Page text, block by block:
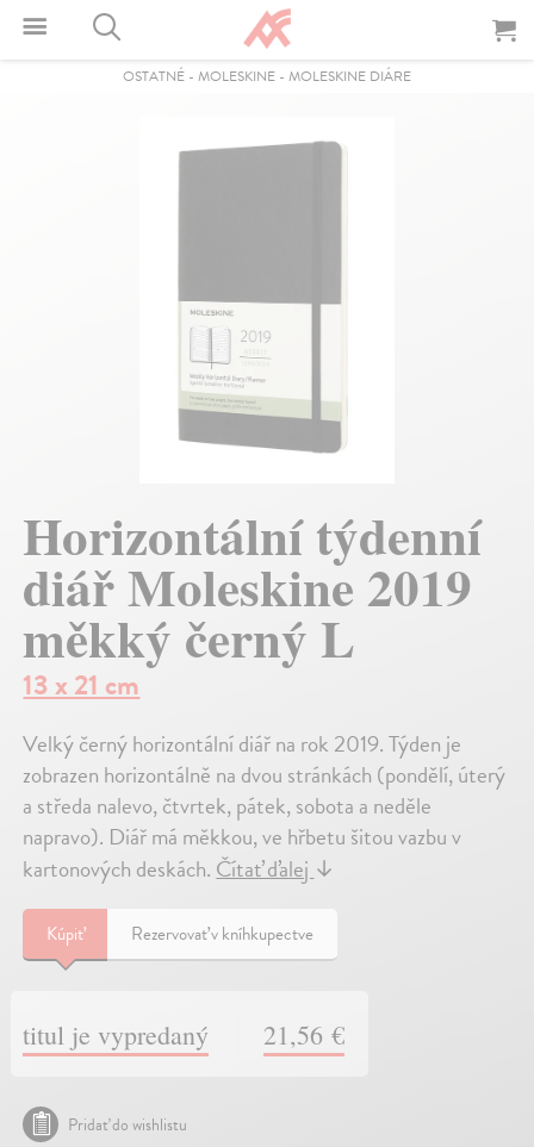
OSTATNÉ - MOLESKINE - MOLESKINE DIÁRE
Horizontální týdenní
diář Moleskine 2019
měkký černý L
13 x 21 cm
Velký černý horizontální diář na rok 2019. Týden je
zobrazen horizontálně na dvou stránkách (pondělí, úterý
a středa nalevo, čtvrtek, pátek, sobota a neděle
napravo). Diář má měkkou, ve hřbetu šitou vazbu v
kartonových deskách.Čítať ďalej↓
Kúpiť Rezervovať v kníhkupectve
titul je vypredaný 21,56 €
Pridať do wishlistu